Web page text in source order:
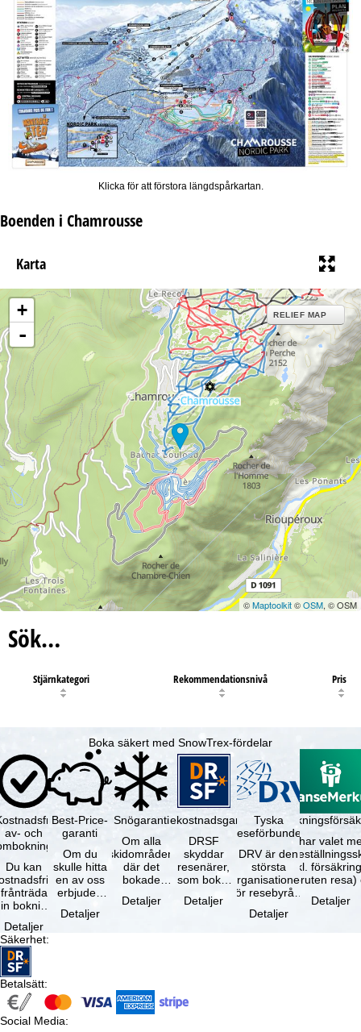
Klicka för att förstora längdspårkartan.
Boenden i Chamrousse
Karta
+
-
RELIEF MAP
©Maptoolkit©OSM, © OSM
Sök…
Stjärnkategori Rekommendationsnivå Pris
Boka säkert med SnowTrex-fördelar
av- och
Du kan
frånträda
bokning
efter
…
Detaljer
Best-Price-
garanti
Om du
skulle hitta
en av oss
erbjuden
samma
Detaljer
Snögaranti
Om alla
skidområden
där det
bokade
gäller –
Detaljer
Resekostnadsgaranti
DRSF
skyddar
resenärer,
som bokat
paketresa
Detaljer
Tyska
reseförbundet
DRV är den
största
organisationen
för resebyråer
researrangörer
Detaljer
Du har valet
(inkl.
avbruten resa)
Detaljer
Säkerhet:
Betalsätt:
Social Media: